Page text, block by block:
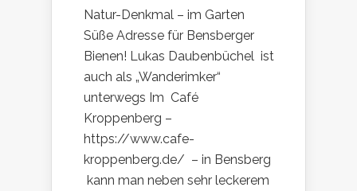
Natur-Denkmal – im Garten
Süße Adresse für Bensberger
Bienen! Lukas Daubenbüchel ist
auch als „Wanderimker“
unterwegs Im Café
Kroppenberg –
https://www.cafe-
kroppenberg.de/ – in Bensberg
kann man neben sehr leckerem